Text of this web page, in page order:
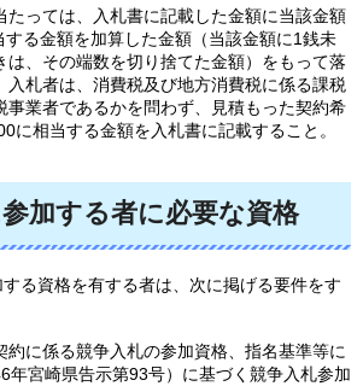
たっては、入札書に記載した金額に当該金額
る金額を加算した金額（当該金額に1銭未
は、その端数を切り捨てた金額）をもって落
入札者は、消費税及び地方消費税に係る課税
事業者であるかを問わず、見積もった契約希
に相当する金額を入札書に記載すること。
加する者に必要な資格
る資格を有する者は、次に掲げる要件をす
約に係る競争入札の参加資格、指名基準等に
年宮崎県告示第93号）に基づく競争入札参加